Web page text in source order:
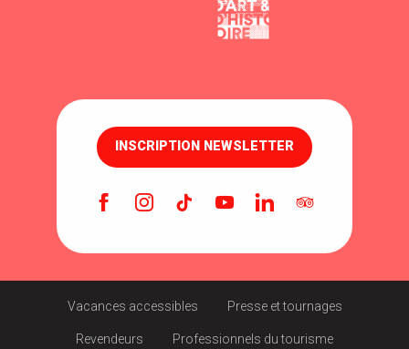
INSCRIPTION NEWSLETTER
Vacances accessibles Presse et tournages
Revendeurs Professionnels du tourisme